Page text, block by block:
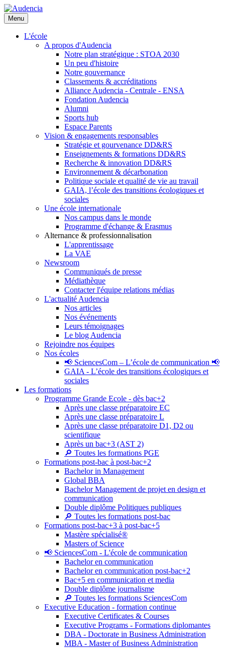
Aller
au
contenu
principal
Menu
L'école
A propos d'Audencia
Notre plan stratégique : STOA 2030
Un peu d'histoire
Notre gouvernance
Classements & accréditations
Alliance Audencia - Centrale - ENSA
Fondation Audencia
Alumni
Sports hub
Espace Parents
Vision & engagements responsables
Stratégie et gourvenance DD&RS
Enseignements & formations DD&RS
Recherche & innovation DD&RS
Environnement & décarbonation
Politique sociale et qualité de vie au travail
GAIA, l’école des transitions écologiques et
sociales
Une école internationale
Nos campus dans le monde
Programme d'échange & Erasmus
Alternance & professionnalisation
L'apprentissage
La VAE
Newsroom
Communiqués de presse
Médiathèque
Contacter l'équipe relations médias
L'actualité Audencia
Nos articles
Nos événements
Leurs témoignages
Le blog Audencia
Rejoindre nos équipes
Nos écoles
📢 SciencesCom – L’école de communication 📢
GAIA - L’école des transitions écologiques et
sociales
Les formations
Programme Grande Ecole - dès bac+2
Après une classe préparatoire EC
Après une classe préparatoire L
Après une classe préparatoire D1, D2 ou
scientifique
Après un bac+3 (AST 2)
🔎 Toutes les formations PGE
Formations post-bac à post-bac+2
Bachelor in Management
Global BBA
Bachelor Management de projet en design et
communication
Double diplôme Politiques publiques
🔎 Toutes les formations post-bac
Formations post-bac+3 à post-bac+5
Mastère spécialisé®
Masters of Science
📢 SciencesCom - L'école de communication
Bachelor en communication
Bachelor en communication post-bac+2
Bac+5 en communication et media
Double diplôme journalisme
🔎 Toutes les formations SciencesCom
Executive Education - formation continue
Executive Certificates & Courses
Executive Programs - Formations diplomantes
DBA - Doctorate in Business Administration
MBA - Master of Business Administration